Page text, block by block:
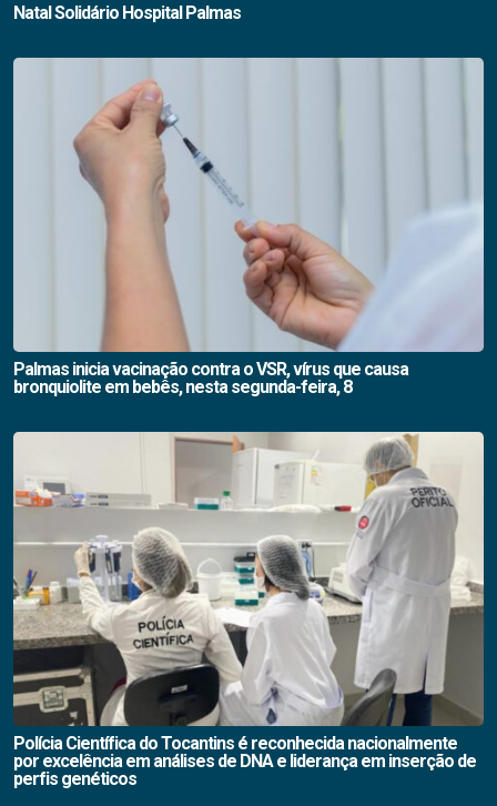
Natal Solidário Hospital Palmas
Palmas inicia vacinação contra o VSR, vírus que causa
bronquiolite em bebês, nesta segunda-feira, 8
Polícia Científica do Tocantins é reconhecida nacionalmente
por excelência em análises de DNA e liderança em inserção de
perfis genéticos